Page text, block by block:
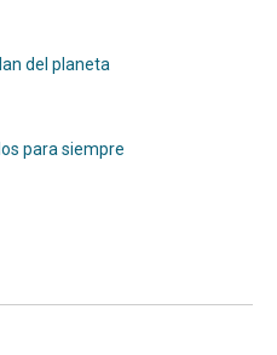
del planeta
para siempre